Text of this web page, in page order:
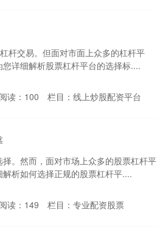
杆交易。但面对市面上众多的杠杆平
详细解析股票杠杆平台的选择标....
阅读： 100 栏目： 线上炒股配资平台
。然而，面对市场上众多的股票杠杆平
析如何选择正规的股票杠杆平....
阅读： 149 栏目： 专业配资股票